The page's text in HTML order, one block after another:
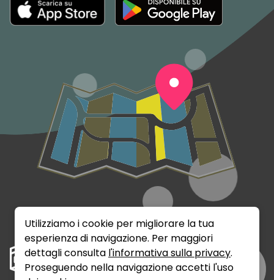
Utilizziamo i cookie per migliorare la tua
esperienza di navigazione. Per maggiori
dettagli consulta l'informativa sulla privacy.
Proseguendo nella navigazione accetti l'uso